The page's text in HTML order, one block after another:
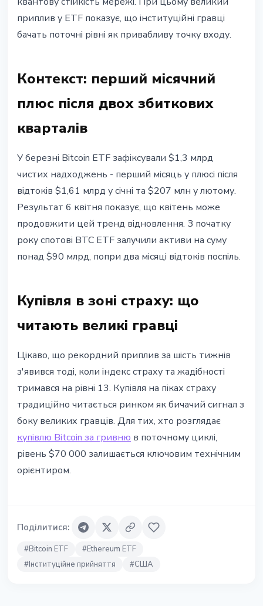
приплив у ETF показує, що інституційні гравці
бачать поточні рівні як привабливу точку входу.
Контекст: перший місячний
плюс після двох збиткових
кварталів
У березні Bitcoin ETF зафіксували $1,3 млрд
чистих надходжень - перший місяць у плюсі після
відтоків $1,61 млрд у січні та $207 млн у лютому.
Результат 6 квітня показує, що квітень може
продовжити цей тренд відновлення. З початку
року спотові BTC ETF залучили активи на суму
понад $90 млрд, попри два місяці відтоків поспіль.
Купівля в зоні страху: що
читають великі гравці
Цікаво, що рекордний приплив за шість тижнів
з'явився тоді, коли індекс страху та жадібності
тримався на рівні 13. Купівля на піках страху
традиційно читається ринком як бичачий сигнал з
боку великих гравців. Для тих, хто розглядає
купівлю Bitcoin за гривню в поточному циклі,
рівень $70 000 залишається ключовим технічним
орієнтиром.
Поділитися:
#Bitcoin ETF #Ethereum ETF
#Інституційне прийняття #США